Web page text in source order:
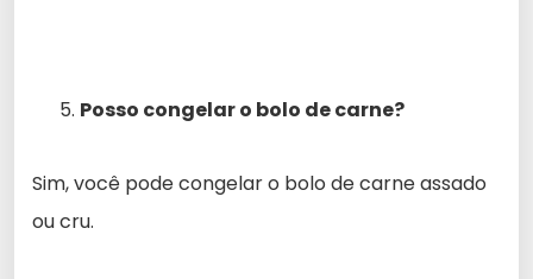
Posso congelar o bolo de carne?
Sim, você pode congelar o bolo de carne assado
ou cru.